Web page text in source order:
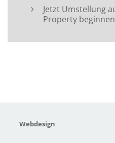
Jetzt Umstellung
Property beginnen
Webdesign